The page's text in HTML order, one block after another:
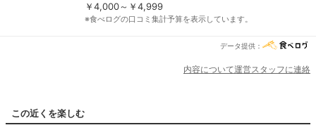
￥4,000～￥4,999
※食べログの口コミ集計予算を表示しています。
データ提供：
内容について運営スタッフに連絡
この近くを楽しむ